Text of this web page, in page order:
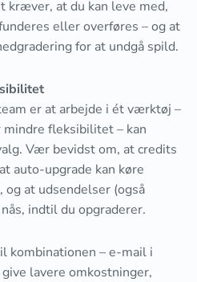
kræver, at du kan leve med,
eller overføres – og at
for at undgå spild.
er at arbejde i ét værktøj –
fleksibilitet – kan
Vær bevidst om, at credits
auto-upgrade kan køre
at udsendelser (også
indtil du opgraderer.
kombinationen – e-mail i
lavere omkostninger,